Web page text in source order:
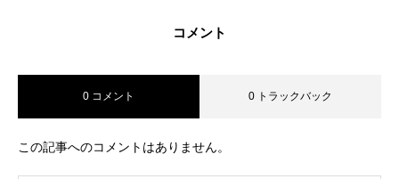
コメント
0 コメント 0 トラックバック
この記事へのコメントはありません。